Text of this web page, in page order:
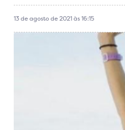
13 de agosto de 2021 às 16:15